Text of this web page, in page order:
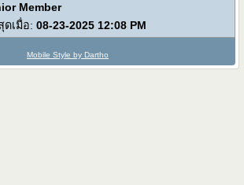
Member
ดเมื่อ: 08-23-2025 12:08 PM
Mobile Style by Dartho